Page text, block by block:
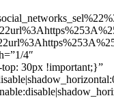
4″
30px !important;}”